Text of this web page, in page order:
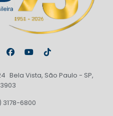
Bela Vista, São Paulo - SP,
3178-6800